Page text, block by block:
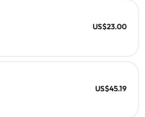
US$23.00
US$45.19